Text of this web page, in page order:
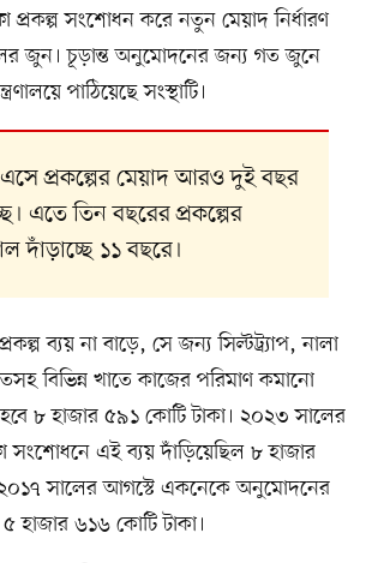
প্রকল্প সংশোধন করে নতুন মেয়াদ নির্ধারণ
জুন। চূড়ান্ত অনুমোদনের জন্য গত জুনে
পাঠিয়েছে সংস্থাটি।
এসে প্রকল্পের মেয়াদ আরও দুই বছর
এতে তিন বছরের প্রকল্পের
দাঁড়াচ্ছে ১১ বছরে।
ব্যয় না বাড়ে, সে জন্য সিল্টট্র্যাপ, নালা
বিভিন্ন খাতে কাজের পরিমাণ কমানো
৮ হাজার ৫৯১ কোটি টাকা। ২০২৩ সালের
সংশোধনে এই ব্যয় দাঁড়িয়েছিল ৮ হাজার
সালের আগস্টে একনেকে অনুমোদনের
হাজার ৬১৬ কোটি টাকা।